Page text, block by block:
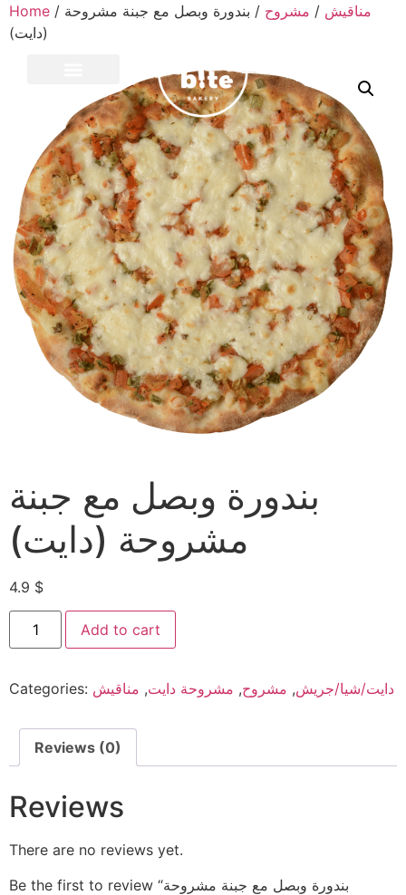
Home / مناقيش / مشروح / بندورة وبصل مع جبنة مشروحة
(دايت)
بندورة وبصل مع جبنة
مشروحة (دايت)
4.9 $
Add to cart
Categories: دايت/شيا/جريش, مشروح, مشروحة دايت, مناقيش
Reviews (0)
Reviews
There are no reviews yet.
Be the first to review “بندورة وبصل مع جبنة مشروحة